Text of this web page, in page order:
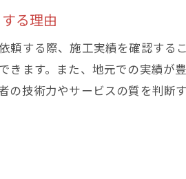
る理由
頼する際、施工実績を確認す
きます。また、地元での実績
の技術力やサービスの質を判